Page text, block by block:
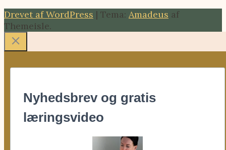
Drevet af WordPress | Tema: Amadeus af
Themeisle.
Nyhedsbrev og gratis
læringsvideo